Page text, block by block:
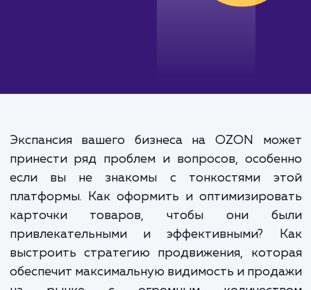
Экспансия вашего бизнеса на OZON
принести ряд проблем и вопросов,
если вы не знакомы с тонкостями
платформы. Как оформить и
карточки товаров, чтобы они